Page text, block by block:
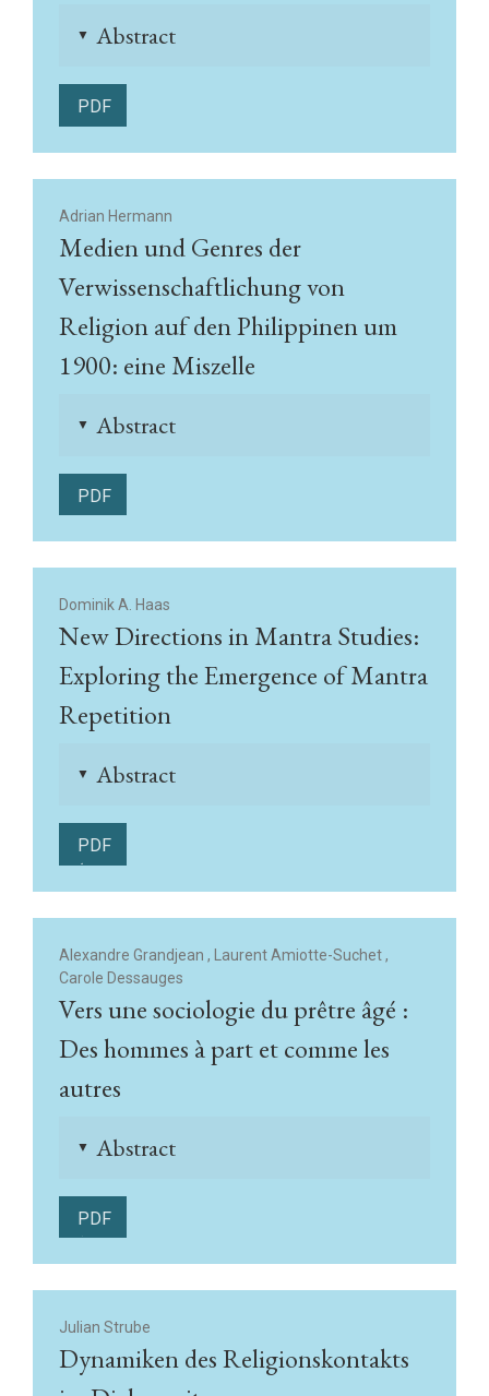
▲ Abstract
PDF
Adrian Hermann
Medien und Genres der
Verwissenschaftlichung von
Religion auf den Philippinen um
1900: eine Miszelle
▲ Abstract
PDF
Dominik A. Haas
New Directions in Mantra Studies:
Exploring the Emergence of Mantra
Repetition
▲ Abstract
PDF
(English)
Alexandre Grandjean , Laurent Amiotte-Suchet ,
Carole Dessauges
Vers une sociologie du prêtre âgé :
Des hommes à part et comme les
autres
▲ Abstract
PDF
(Français)
Julian Strube
Dynamiken des Religionskontakts